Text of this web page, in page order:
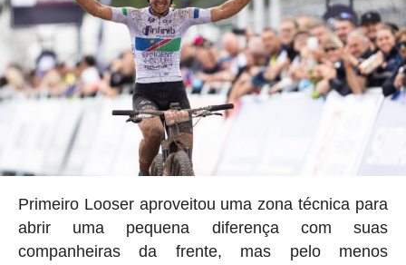
Primeiro Looser aproveitou uma zona técnica para
abrir uma pequena diferença com suas
companheiras da frente, mas pelo menos